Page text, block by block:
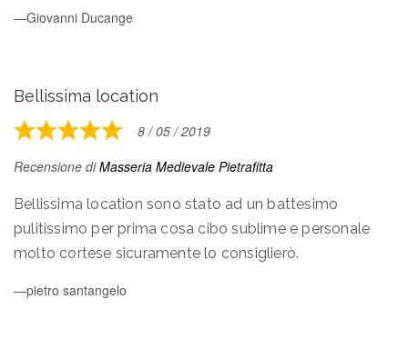
Giovanni Ducange
Bellissima location
Rated
5
of
5
8 / 05 / 2019
Recensione diMasseria Medievale Pietrafitta
Bellissima location sono stato ad un battesimo
pulitissimo per prima cosa cibo sublime e personale
molto cortese sicuramente lo consiglierò.
pietro santangelo